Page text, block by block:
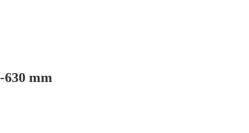
630 mm